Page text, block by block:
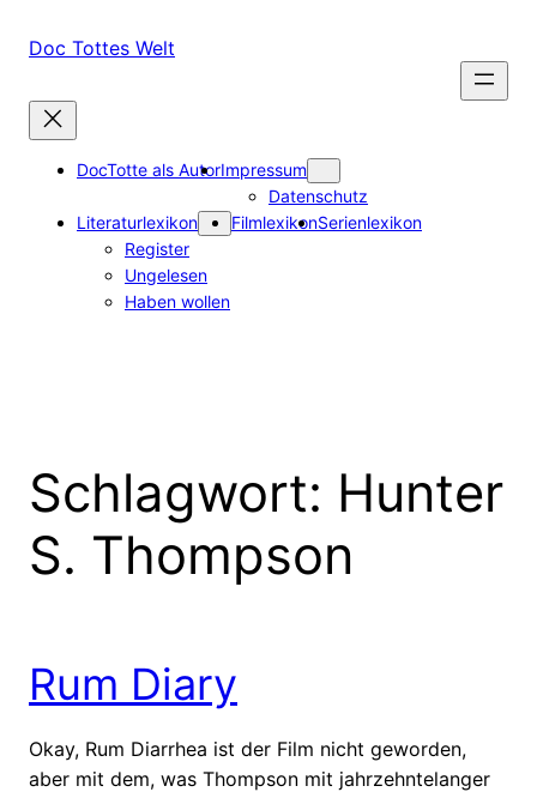
InhaltDoc Tottes Welt
DocTotte als AutorImpressum
Datenschutz
Literaturlexikon
Register
Ungelesen
Haben wollen
FilmlexikonSerienlexikon
Schlagwort: Hunter
S. Thompson
Rum Diary
Okay, Rum Diarrhea ist der Film nicht geworden,
aber mit dem, was Thompson mit jahrzehntelanger